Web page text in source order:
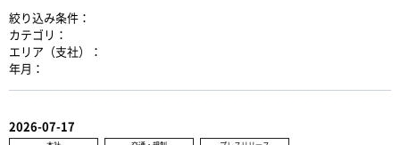
絞り込み条件：
カテゴリ：
エリア（支社）：
年月：
2026-07-17